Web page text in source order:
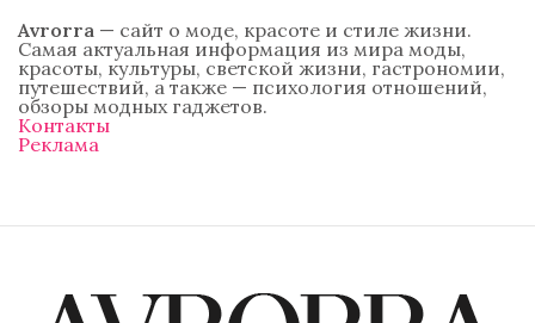
Avrorra — сайт о моде, красоте и стиле жизни.
Самая актуальная информация из мира моды,
красоты, культуры, светской жизни, гастрономии,
путешествий, а также — психология отношений,
обзоры модных гаджетов.
Контакты
Реклама